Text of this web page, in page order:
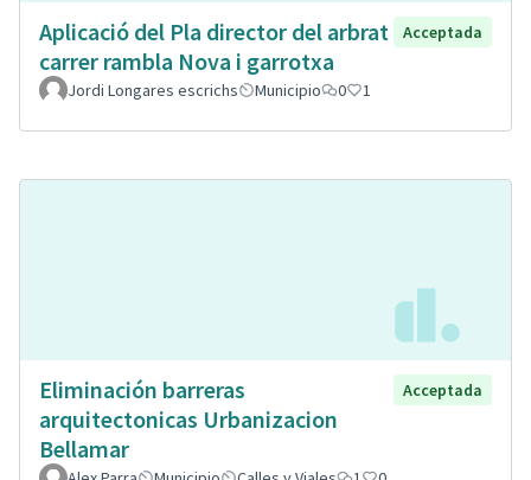
Aplicació del Pla director del arbrat
carrer rambla Nova i garrotxa
Acceptada
Jordi Longares escrichs Municipio 0 1
Eliminación barreras
arquitectonicas Urbanizacion
Bellamar
Acceptada